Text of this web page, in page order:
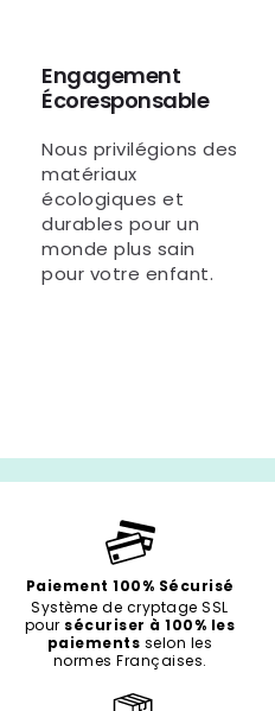
Engagement
Écoresponsable
Nous privilégions des
matériaux
écologiques et
durables pour un
monde plus sain
pour votre enfant.
Paiement 100% Sécurisé
Système de cryptage SSL
pour sécuriser à 100% les
paiements selon les
normes Françaises.